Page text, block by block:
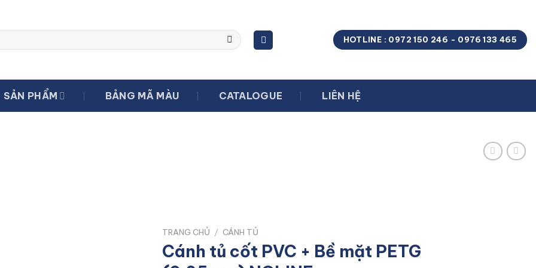
HOTLINE : 0972 150 246 - 0976 133 465
SẢN PHẨM BẢNG MÃ MÀU CATALOGUE LIÊN HỆ
TRANG CHỦ / CÁNH TỦ
Cánh tủ cốt PVC + Bề mặt PETG